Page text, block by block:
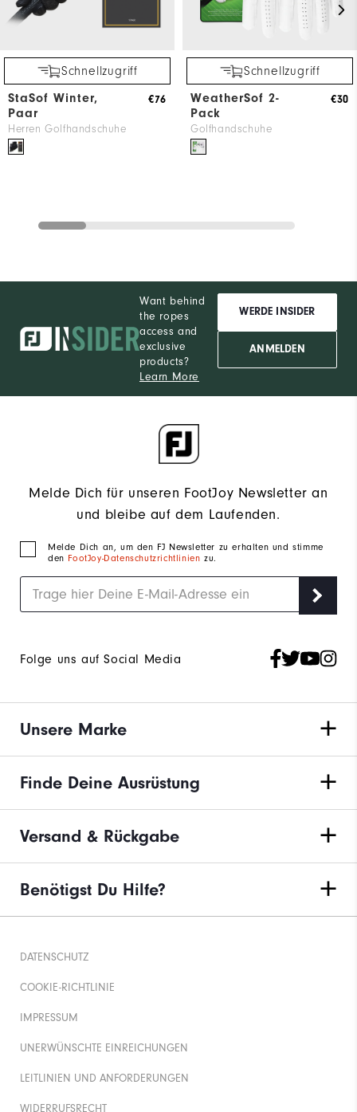
Schnellzugriff
StaSof Winter,
Paar
Herren Golfhandschuhe
€76
Schnellzugriff
WeatherSof 2-
Pack
Golfhandschuhe
€30
Want behind
the ropes
access and
exclusive
products?
Learn More
WERDE INSIDER
ANMELDEN
Melde Dich für unseren FootJoy Newsletter an
und bleibe auf dem Laufenden.
Melde Dich an, um den FJ Newsletter zu erhalten und stimme
den FootJoy-Datenschutzrichtlinienzu.
Folge uns auf Social Media
Unsere Marke
Finde Deine Ausrüstung
Versand & Rückgabe
Benötigst Du Hilfe?
DATENSCHUTZ
COOKIE-RICHTLINIE
IMPRESSUM
UNERWÜNSCHTE EINREICHUNGEN
LEITLINIEN UND ANFORDERUNGEN
WIDERRUFSRECHT